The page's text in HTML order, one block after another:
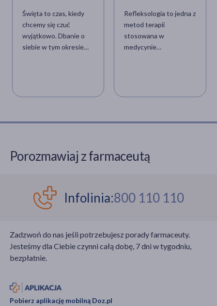
Święta to czas, kiedy
chcemy się czuć
wyjątkowo. Dbanie o
siebie w tym okresie
drobne zabiegi, które
znajdziemy chwilę dla
Refleksologia to jedna z
metod terapii
stosowana w
medycynie
dłoniach, twarzy, a
nazywane są
ciała i narządom,
a masaż ma za zadanie
poprzez usprawnienie
przepływu energii.
Porozmawiaj z farmaceutą
Infolinia:800 110 110
Zadzwoń do nas jeśli potrzebujesz porady farmaceuty.
Jesteśmy dla Ciebie czynni całą dobę, 7 dni w tygodniu,
bezpłatnie.
Pobierz aplikację mobilną Doz.pl